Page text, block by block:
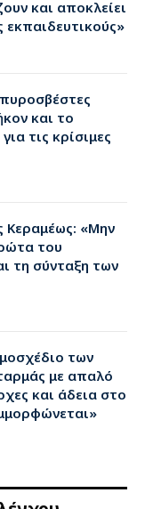
και αποκλείει
εκπαιδευτικούς»
και το
τις κρίσιμες
«Μην
του
τη σύνταξη των
των
με απαλό
και άδεια στο